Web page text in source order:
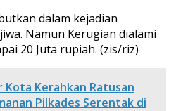
dalam kejadian
Namun Kerugian dialami
20 Juta rupiah. (zis/riz)
Kota Kerahkan Ratusan
Pilkades Serentak di